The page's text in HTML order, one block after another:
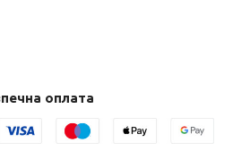
оплата